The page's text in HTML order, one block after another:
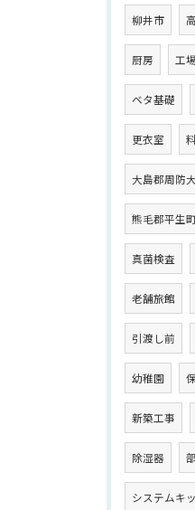
柳井市
厨房 工場
ベタ基礎
更衣室
大島郡周防
熊毛郡平生
真菌検査
老舗旅館
引渡し前
幼稚園
新築工事
除湿器
システムキ